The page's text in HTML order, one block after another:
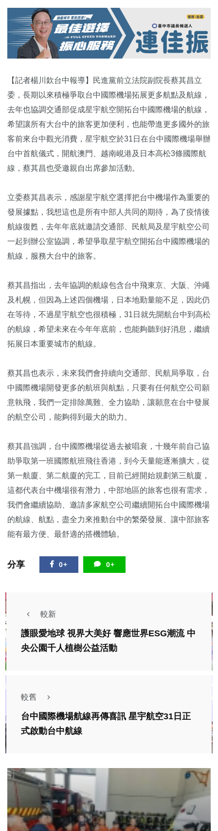
【記者楊川欽台中報導】民進黨前立法院副院長蔡其昌立
委，長期以來積極爭取台中國際機場拓展更多航點及航線，
去年也協調交通部促成星宇航空開拓台中國際機場的航線，
希望讓所有大台中的旅客更加便利，也能帶進更多國外的旅
客前來台中觀光消費，星宇航空於31日在台中國際機場舉辦
台中首航儀式，開航澳門、越南峴港及日本高松3條國際航
線，蔡其昌也受邀親自出席參加活動。
立委蔡其昌表示，感謝星宇航空選擇把台中機場作為重要的
發展據點，我想這也是所有中部人共同的期待，為了疫情後
航線復甦，去年年底就邀請交通部、民航局及星宇航空公司
一起到辦公室協調，希望爭取星宇航空開拓台中國際機場的
航線，服務大台中的旅客。
蔡其昌指出，去年協調的航線包含台中飛東京、大阪、沖繩
及札幌，但因為上述四個機場，日本地勤量能不足，因此仍
在等待，不過星宇航空也很積極，31日就先開航台中到高松
的航線，希望未來在今年年底前，也能夠聽到好消息，繼續
拓展日本重要城市的航線。
蔡其昌也表示，未來我們會持續向交通部、民航局爭取，台
中國際機場開發更多的航班與航點，只要有任何航空公司願
意執飛，我們一定排除萬難、全力協助，讓願意在台中發展
的航空公司，能夠得到最大的助力。
蔡其昌強調，台中國際機場從過去被唱衰，十幾年前自己協
助爭取第一班國際航班飛往香港，到今天量能逐漸擴大，從
第一航廈、第二航廈的完工，目前已經開始規劃第三航廈，
這都代表台中機場很有潛力，中部地區的旅客也很有需求，
我們會繼續協助、邀請多家航空公司繼續開拓台中國際機場
的航線、航點，盡全力來推動台中的繁榮發展、讓中部旅客
能有最方便、最舒適的搭機體驗。
分享 0+ 0+
較新
護眼愛地球 視界大美好 響應世界ESG潮流 中
央公園千人植樹公益活動
較舊
台中國際機場航線再傳喜訊 星宇航空31日正
式啟動台中航線